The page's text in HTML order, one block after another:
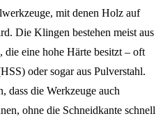
mit denen Holz auf
Die Klingen bestehen meist aus
die eine hohe Härte besitzt – oft
oder sogar aus Pulverstahl.
dass die Werkzeuge auch
ohne die Schneidkante schnell